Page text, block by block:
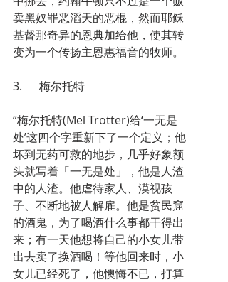
卖黑奴罪恶滔天的恶棍，然而耶稣
基督那奇异的恩典加给他，使其转
变为一个传扬主恩惠福音的牧师。
3.      梅尔托特
“梅尔托特(Mel Trotter)给‘一无是
处’这四个字重新下了一个定义；他
坏到无药可救的地步，几乎好象额
头就写着「一无是处」，他是人渣
中的人渣。他虐待家人、漠视孩
子、不断地被人解雇。他是贫民窟
的酒鬼，为了喝酒什么事都干得出
来；有一天他想将自己的小女儿带
出去卖了换酒喝！等他回来时，小
女儿已经死了，他懊悔不已，打算